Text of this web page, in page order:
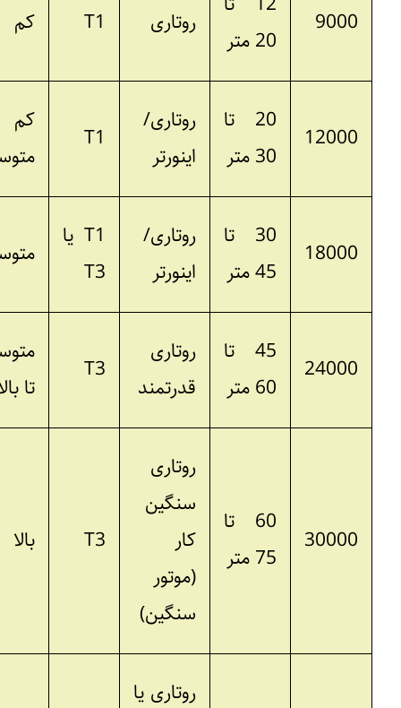
9000 روتاری
12000
20 تا
روتاری/
اینورتر
کم تا
متوسط
18000
30 تا
روتاری/
اینورتر
T1 یا
متوسط
24000
45 تا
روتاری
قدرتمند
متوسط
تا بالا
30000
60 تا
روتاری
سنگین
(موتور
سنگین)
روتاری یا